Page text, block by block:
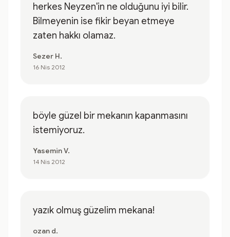
herkes Neyzen'in ne olduğunu iyi bilir.
Bilmeyenin ise fikir beyan etmeye
zaten hakkı olamaz.
Sezer H.
16 Nis 2012
böyle güzel bir mekanın kapanmasını
istemiyoruz.
Yasemin V.
14 Nis 2012
yazık olmuş güzelim mekana!
ozan d.